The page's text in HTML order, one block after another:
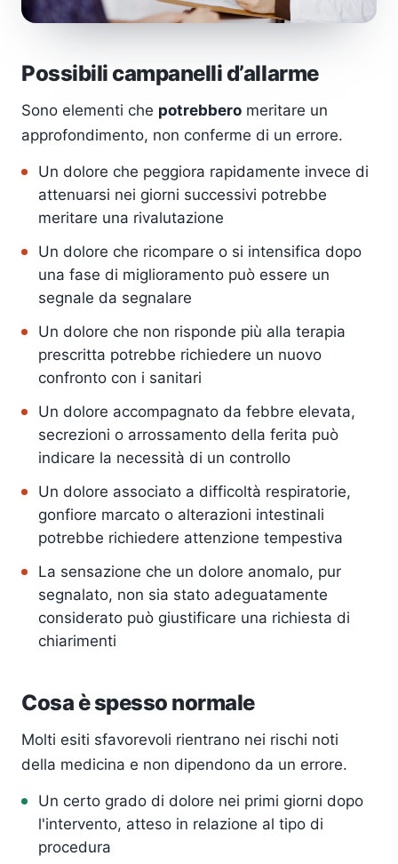
Possibili campanelli d’allarme
Sono elementi che potrebbero meritare un
approfondimento, non conferme di un errore.
Un dolore che peggiora rapidamente invece di
attenuarsi nei giorni successivi potrebbe
meritare una rivalutazione
Un dolore che ricompare o si intensifica dopo
una fase di miglioramento può essere un
segnale da segnalare
Un dolore che non risponde più alla terapia
prescritta potrebbe richiedere un nuovo
confronto con i sanitari
Un dolore accompagnato da febbre elevata,
secrezioni o arrossamento della ferita può
indicare la necessità di un controllo
Un dolore associato a difficoltà respiratorie,
gonfiore marcato o alterazioni intestinali
potrebbe richiedere attenzione tempestiva
La sensazione che un dolore anomalo, pur
segnalato, non sia stato adeguatamente
considerato può giustificare una richiesta di
chiarimenti
Cosa è spesso normale
Molti esiti sfavorevoli rientrano nei rischi noti
della medicina e non dipendono da un errore.
Un certo grado di dolore nei primi giorni dopo
l'intervento, atteso in relazione al tipo di
procedura